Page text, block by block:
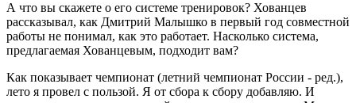
А что вы скажете о его системе тренировок? Хованцев
рассказывал, как Дмитрий Малышко в первый год совместной
работы не понимал, как это работает. Насколько система,
предлагаемая Хованцевым, подходит вам?
Как показывает чемпионат (летний чемпионат России - ред.),
лето я провел с пользой. Я от сбора к сбору добавляю. И